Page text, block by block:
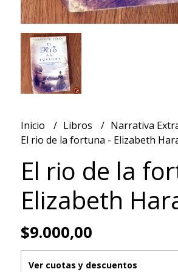
Inicio Libros
Narrativa
El rio de la fortuna - Elizabeth
El rio de la
Elizabeth
$9.000,00
Ver cuotas y descuentos